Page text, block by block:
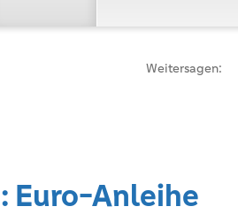
Weitersagen:
Euro-Anleihe